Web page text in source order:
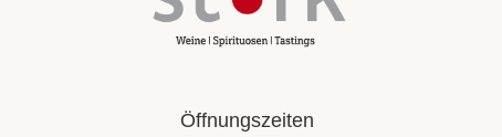
Öffnungszeiten